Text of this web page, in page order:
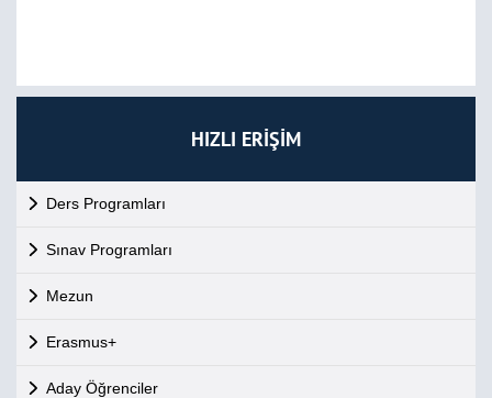
HIZLI ERİŞİM
Ders Programları
Sınav Programları
Mezun
Erasmus+
Aday Öğrenciler